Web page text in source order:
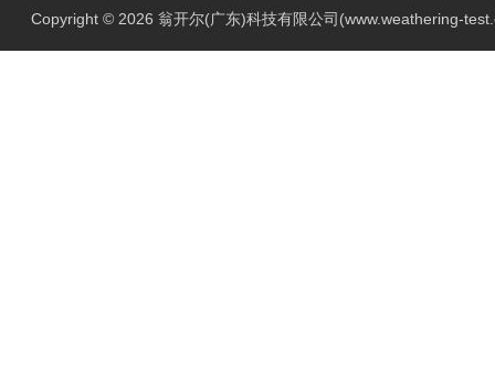
Copyright © 2026 翁开尔(广东)科技有限公司(www.weathering-